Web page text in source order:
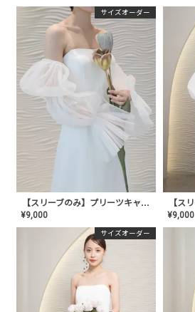
サイズオーダー
【スリーブのみ】プリーツキャンディスリーブ〈PD-WDOR-203〉
¥9,000 ¥9,000
サイズオーダー